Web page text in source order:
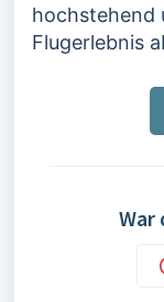
hochstehend
Flugerlebnis
War